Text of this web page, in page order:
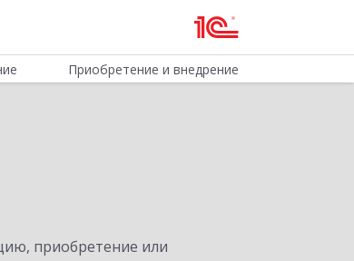
Приобретение и внедрение
приобретение или